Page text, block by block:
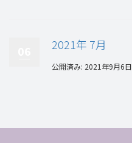
2021年 7月
公開済み: 2021年9月6日